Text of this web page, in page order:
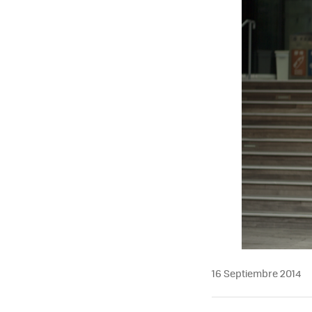
16 Septiembre 2014